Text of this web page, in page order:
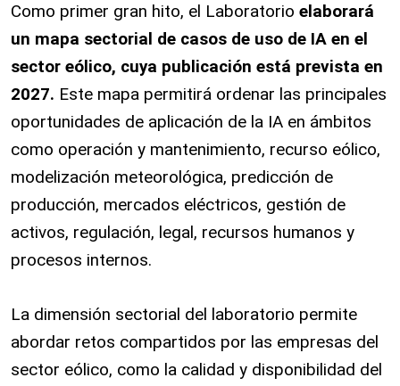
Como primer gran hito, el Laboratorio elaborará
un mapa sectorial de casos de uso de IA en el
sector eólico, cuya publicación está prevista en
2027. Este mapa permitirá ordenar las principales
oportunidades de aplicación de la IA en ámbitos
como operación y mantenimiento, recurso eólico,
modelización meteorológica, predicción de
producción, mercados eléctricos, gestión de
activos, regulación, legal, recursos humanos y
procesos internos.
La dimensión sectorial del laboratorio permite
abordar retos compartidos por las empresas del
sector eólico, como la calidad y disponibilidad del